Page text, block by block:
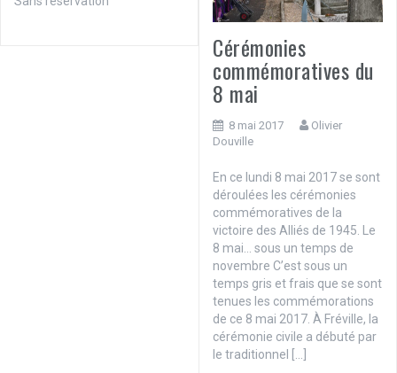
Cérémonies
commémoratives du
8 mai
8 mai 2017
Olivier
Douville
En ce lundi 8 mai 2017 se sont
déroulées les cérémonies
commémoratives de la
victoire des Alliés de 1945. Le
8 mai… sous un temps de
novembre C’est sous un
temps gris et frais que se sont
tenues les commémorations
de ce 8 mai 2017. À Fréville, la
cérémonie civile a débuté par
le traditionnel […]